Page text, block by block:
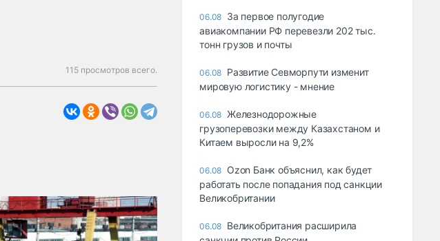
115 просмотров всего.
06.08 За первое полугодие
авиакомпании РФ перевезли 202 тыс.
тонн грузов и почты
06.08 Развитие Севморпути изменит
мировую логистику - мнение
06.08 Железнодорожные
грузоперевозки между Казахстаном и
Китаем выросли на 9,2%
06.08 Ozon Банк объяснил, как будет
работать после попадания под санкции
Великобритании
06.08 Великобритания расширила